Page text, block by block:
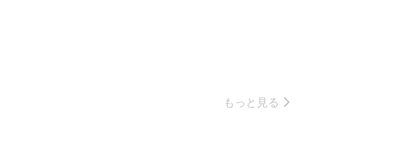
もっと見る